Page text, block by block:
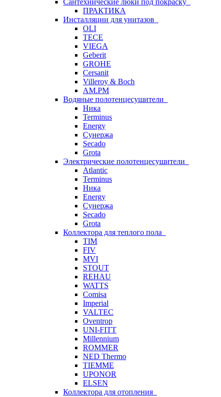
Сантехнические люки под покраску
ПРАКТИКА
Инсталляции для унитазов
OLI
TECE
VIEGA
Geberit
GROHE
Cersanit
Villeroy & Boch
AM.PM
Водяные полотенцесушители
Ника
Terminus
Energy
Сунержа
Secado
Grota
Электрические полотенцесушители
Atlantic
Terminus
Ника
Energy
Сунержа
Secado
Grota
Коллектора для теплого пола
TIM
FIV
MVI
STOUT
REHAU
WATTS
Comisa
Imperial
VALTEC
Oventrop
UNI-FITT
Millennium
ROMMER
NED Thermo
TIEMME
UPONOR
ELSEN
Коллектора для отопления